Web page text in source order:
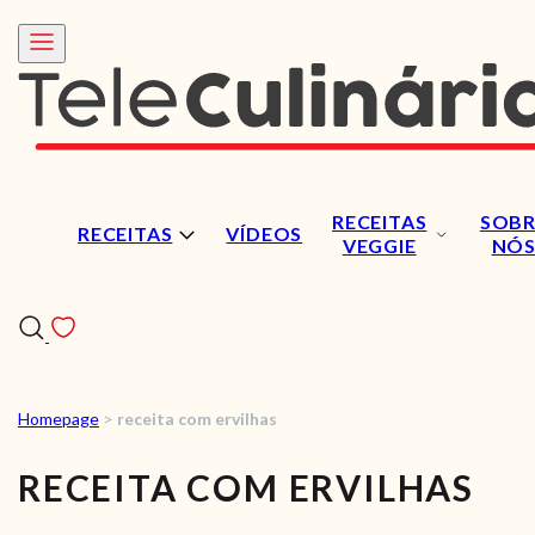
RECEITAS VÍDEOS
RECEITAS
VEGGIE
NÓS
RECEITAS
VÍDEOS
Homepage > receita com ervilhas
RECEITA COM ERVILHAS